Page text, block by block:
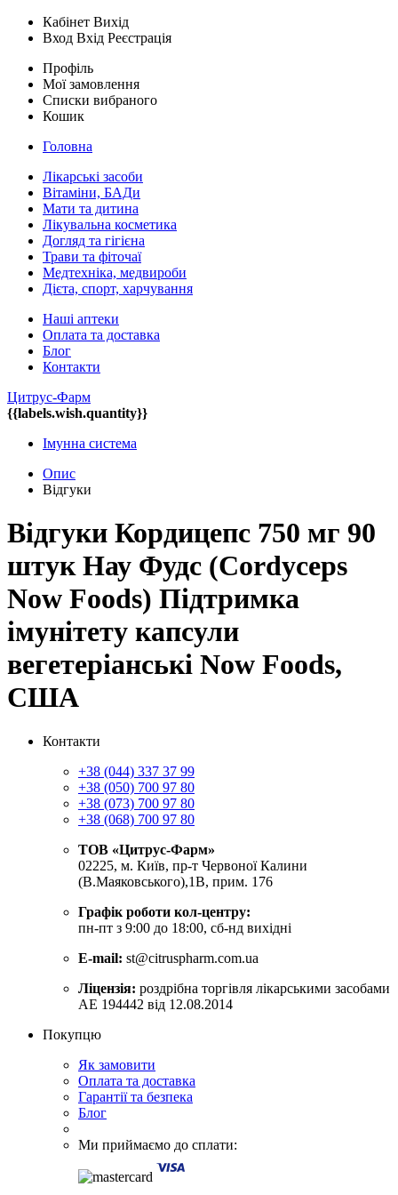
Кабінет Вихід
Вход Вхід Реєстрація
Профіль
Мої замовлення
Списки вибраного
Кошик
Головна
Лікарські засоби
Вітаміни, БАДи
Мати та дитина
Лікувальна косметика
Догляд та гігієна
Трави та фіточаї
Медтехніка, медвироби
Дієта, спорт, харчування
Наші аптеки
Оплата та доставка
Блог
Контакти
Цитрус-Фарм
{{labels.wish.quantity}}
Імунна система
Опис
Відгуки
Відгуки Кордицепс 750 мг 90
штук Нау Фудс (Cordyceps
Now Foods) Підтримка
імунітету капсули
вегетеріанські Now Foods,
США
Контакти
+38 (044) 337 37 99
+38 (050) 700 97 80
+38 (073) 700 97 80
+38 (068) 700 97 80
ТОВ «Цитрус-Фарм»
02225, м. Київ, пр-т Червоної Калини
(В.Маяковського),1В, прим. 176
Графік роботи кол-центру:
пн-пт з 9:00 до 18:00, сб-нд вихідні
E-mail: st@citruspharm.com.ua
Ліцензія: роздрібна торгівля лікарськими засобами
АЕ 194442 від 12.08.2014
Покупцю
Як замовити
Оплата та доставка
Гарантії та безпека
Блог
Ми приймаємо до сплати: